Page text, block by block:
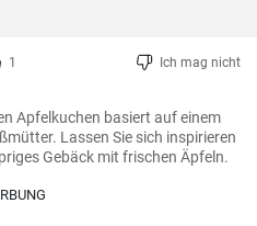
1 Ich mag nicht
Apfelkuchen basiert auf einem
Lassen Sie sich inspirieren
Gebäck mit frischen Äpfeln.